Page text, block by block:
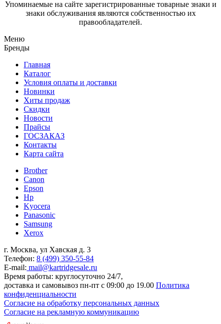
Упоминаемые на сайте зарегистрированные товарные знаки и
знаки обслуживания являются собственностью их
правообладателей.
Меню
Бренды
Главная
Каталог
Условия оплаты и доставки
Новинки
Хиты продаж
Скидки
Новости
Прайсы
ГОСЗАКАЗ
Контакты
Карта сайта
Brother
Canon
Epson
Hp
Kyocera
Panasonic
Samsung
Xerox
г. Москва, ул Хавская д. 3
Телефон: 8 (499) 350-55-84
E-mail: mail@kartridgesale.ru
Время работы: круглосуточно 24/7,
доставка и самовывоз пн-пт с 09:00 до 19.00 Политика
конфиденциальности
Согласие на обработку персональных данных
Согласие на рекламную коммуникацию